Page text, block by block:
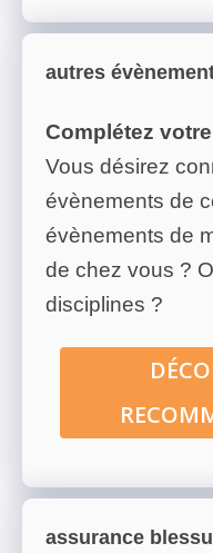
autres
Complétez
Vous désirez
évènements de
évènements de
de chez vous ?
disciplines ?
assurance